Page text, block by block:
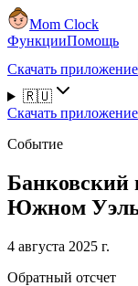
Mom Clock
ФункцииПомощь
Скачать приложение
🇷🇺
Скачать приложение
Событие
Банковский
Южном
4 августа 2025 г.
Обратный отсчет